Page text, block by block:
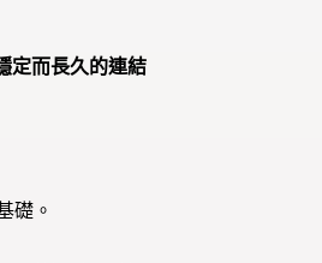
定而長久的連結
礎。